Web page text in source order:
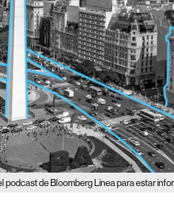
podcast de Bloomberg Línea para estar